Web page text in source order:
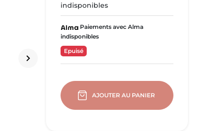
Suivant
keyboard_arrow_right
indisponibles
Paiements avec Alma
indisponibles
Epuisé
AJOUTER AU PANIER